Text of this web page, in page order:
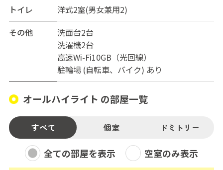
トイレ
洋式2室(男女兼用2)
その他
洗面台2台
洗濯機2台
高速Wi-Fi10GB（光回線）
駐輪場 (自転車、バイク) あり
オールハイライト の部屋一覧
すべて 個室 ドミトリー
全ての部屋を表示 空室のみ表示